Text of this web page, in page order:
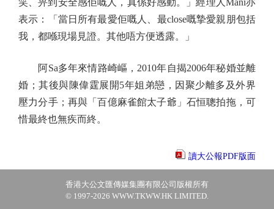
表示：「當日所有最愛佢嘅人、最close嘅摯愛親朋包括
我，都喺現場見證。其他唔方便透露。」
阿Sa多年來情路崎嶇，2010年自揭2006年秘婚並離
婚；其後與陳偉霆展開5年姐弟戀，因聚少離多及外界
壓力分手；再與「百億麻雀館太子爺」石恒聰拍拖，可
惜最終也無疾而終。
讀大公報PDF版面
香港大公文匯傳媒集團有限公司版權所有
© 1997-2026 WWW.TKWW.HK LIMITED.